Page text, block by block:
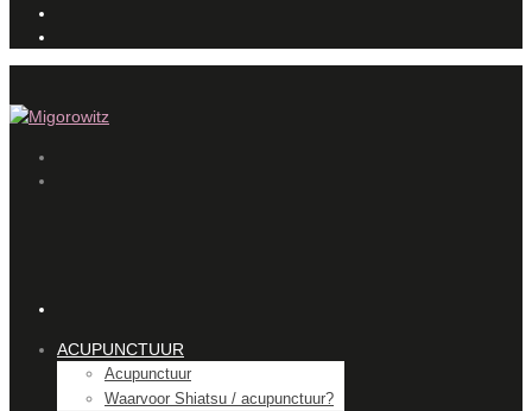
ACUPUNCTUUR
Acupunctuur
Waarvoor Shiatsu / acupunctuur?